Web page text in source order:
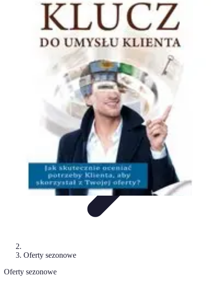
Oferty Wyjazdowe
Zdrowe wakacjeRodzinne Wakacje Aktywne WakacjeRodzinne
Wakacyjne Kierunki
Oferty Wyjazdowe
Oferty sezonowe
Oferty sezonowe